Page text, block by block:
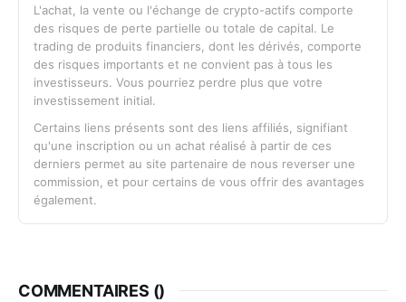
L'achat, la vente ou l'échange de crypto-actifs comporte
des risques de perte partielle ou totale de capital. Le
trading de produits financiers, dont les dérivés, comporte
des risques importants et ne convient pas à tous les
investisseurs. Vous pourriez perdre plus que votre
investissement initial.
Certains liens présents sont des liens affiliés, signifiant
qu'une inscription ou un achat réalisé à partir de ces
derniers permet au site partenaire de nous reverser une
commission, et pour certains de vous offrir des avantages
également.
COMMENTAIRES ()